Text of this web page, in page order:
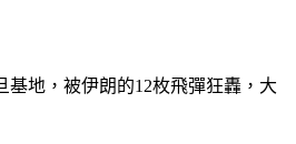
地，被伊朗的12枚飛彈狂轟，大